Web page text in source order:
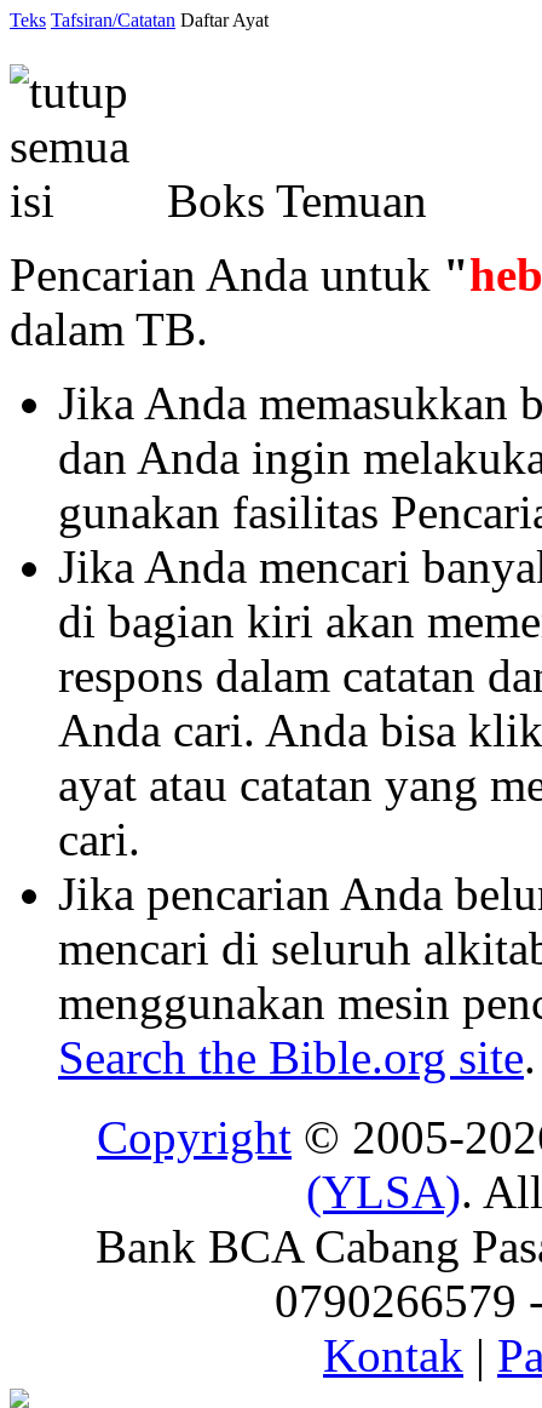
Teks Tafsiran/Catatan Daftar Ayat
Boks Temuan
Pencarian Anda untuk "
dalam TB.
Jika Anda memasukkan
dan Anda ingin
gunakan fasilitas
Jika Anda mencari
di bagian kiri akan
respons dalam catatan
Anda cari. Anda bisa
ayat atau catatan yang
cari.
Jika pencarian Anda
mencari di seluruh
menggunakan mesin
Search the Bible.org site.
Copyright © 2005-
(YLSA).
Bank BCA Cabang
0790266579
Kontak |